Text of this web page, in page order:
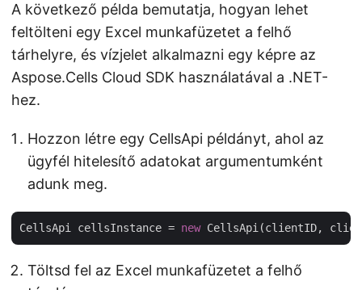
A következő példa bemutatja, hogyan lehet
feltölteni egy Excel munkafüzetet a felhő
tárhelyre, és vízjelet alkalmazni egy képre az
Aspose.Cells Cloud SDK használatával a .NET-
hez.
Hozzon létre egy CellsApi példányt, ahol az
ügyfél hitelesítő adatokat argumentumként
adunk meg.
CellsApi cellsInstance = new
Töltsd fel az Excel munkafüzetet a felhő